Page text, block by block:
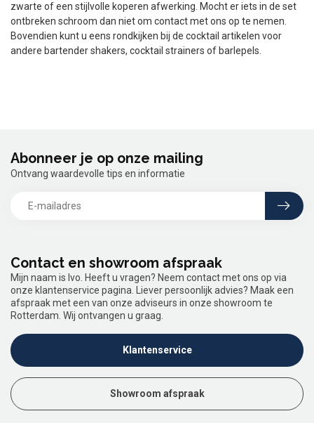
zwarte of een stijlvolle koperen afwerking. Mocht er iets in de set
ontbreken schroom dan niet om contact met ons op te nemen.
Bovendien kunt u eens rondkijken bij de cocktail artikelen voor
andere bartender shakers, cocktail strainers of barlepels.
Contact en showroom afspraak
Mijn naam is Ivo. Heeft u vragen? Neem contact met ons op via
onze klantenservice pagina. Liever persoonlijk advies? Maak een
afspraak met een van onze adviseurs in onze showroom te
Rotterdam. Wij ontvangen u graag.
Klantenservice
Showroom afspraak
Abonneer je op onze mailing
Ontvang waardevolle tips en informatie